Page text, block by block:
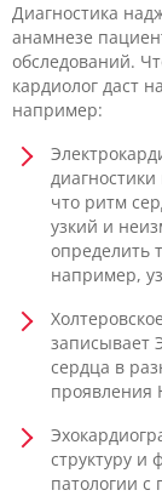
Диагностика
анамнезе
обследований.
кардиолог даст
например:
что ритм
узкий и
определить
например,
записывает
сердца в
проявления
структуру и
патологии с